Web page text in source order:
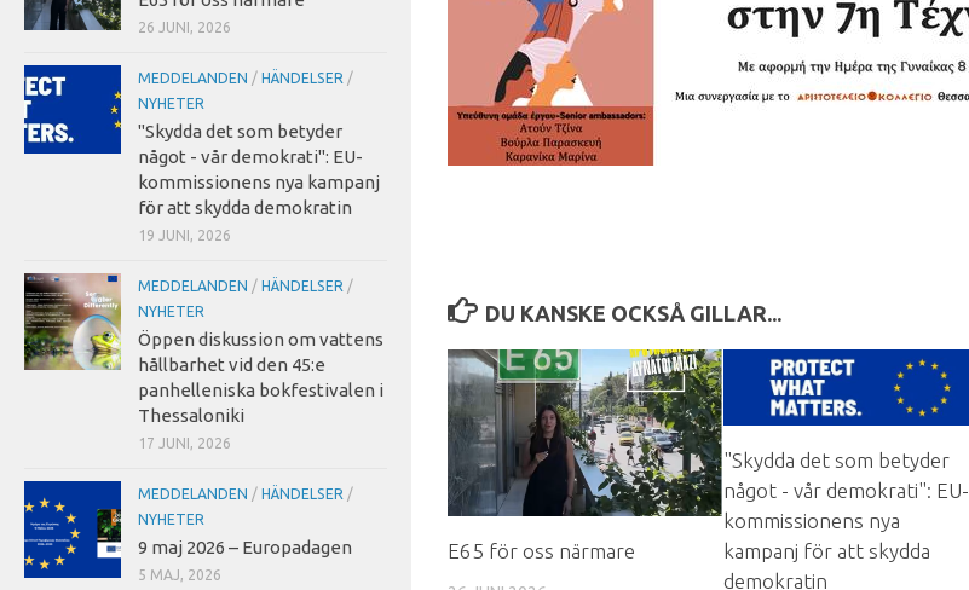
DU KANSKE OCKSÅ GILLAR...
E65 för oss närmare
"Skydda det som betyder
något - vår demokrati": EU-
kommissionens nya
kampanj för att skydda
demokratin
26 JUNI, 2026
MEDDELANDEN / HÄNDELSER /
NYHETER
"Skydda det som betyder
något - vår demokrati": EU-
kommissionens nya kampanj
för att skydda demokratin
19 JUNI, 2026
MEDDELANDEN / HÄNDELSER /
NYHETER
Öppen diskussion om vattens
hållbarhet vid den 45:e
panhelleniska bokfestivalen i
Thessaloniki
17 JUNI, 2026
MEDDELANDEN / HÄNDELSER /
NYHETER
9 maj 2026 – Europadagen
5 MAJ, 2026